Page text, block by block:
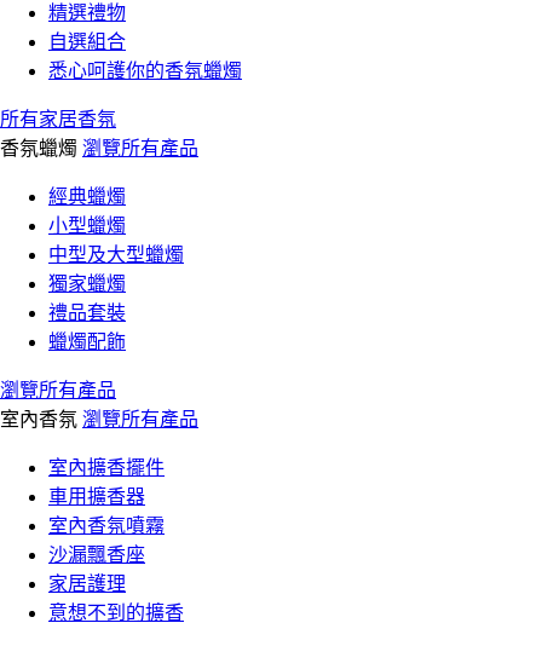
精選禮物
自選組合
悉心呵護你的香氛蠟燭
所有家居香氛
香氛蠟燭 瀏覽所有產品
經典蠟燭
小型蠟燭
中型及大型蠟燭
獨家蠟燭
禮品套裝
蠟燭配飾
瀏覽所有產品
室內香氛 瀏覽所有產品
室內擴香擺件
車用擴香器
室內香氛噴霧
沙漏飄香座
家居護理
意想不到的擴香